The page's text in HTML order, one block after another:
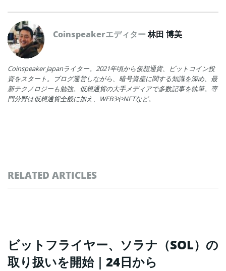
Coinspeakerエディター林田 博美
Coinspeaker Japanライター。2021年頃から仮想通貨、ビットコイン投
資をスタート。ブログ運営しながら、暗号資産に関する知識を深め、最
新テクノロジーも勉強。仮想通貨の大手メディアで多数記事を執筆。専
門分野は仮想通貨全般に加え、WEB3やNFTなど。
RELATED ARTICLES
ビットフライヤー、ソラナ（SOL）の
取り扱いを開始｜24日から